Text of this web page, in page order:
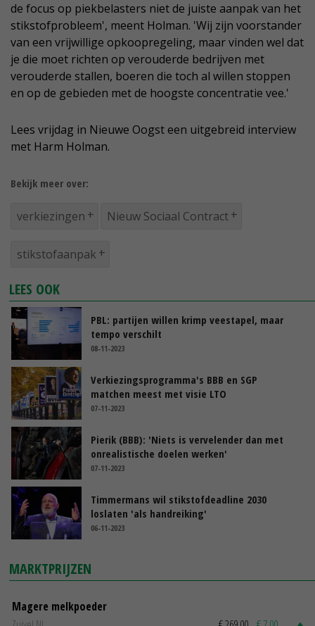
de focus op piekbelasters niet de juiste aanpak van het
stikstofprobleem', meent Holman. 'Wij zijn voorstander
van een vrijwillige opkoopregeling, maar vinden wel dat
je die moet richten op verouderde bedrijven met
verouderde stallen, boeren die toch al willen stoppen
en op de gebieden met de hoogste concentratie vee.'
Lees vrijdag in Nieuwe Oogst een uitgebreid interview
met Harm Holman.
Bekijk meer over:
verkiezingen Nieuw Sociaal Contract
stikstofaanpak
LEES OOK
PBL: partijen willen krimp veestapel, maar
tempo verschilt
08-11-2023
Verkiezingsprogramma's BBB en SGP
matchen meest met visie LTO
07-11-2023
Pierik (BBB): 'Niets is vervelender dan met
onrealistische doelen werken'
07-11-2023
Timmermans wil stikstofdeadline 2030
loslaten 'als handreiking'
06-11-2023
MARKTPRIJZEN
Magere melkpoeder